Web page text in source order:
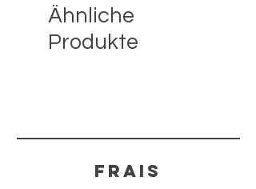
Ähnliche
Produkte
FRAIS